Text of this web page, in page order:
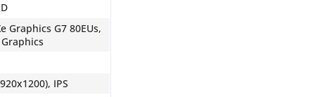
Graphics G7 80EUs,
IPS